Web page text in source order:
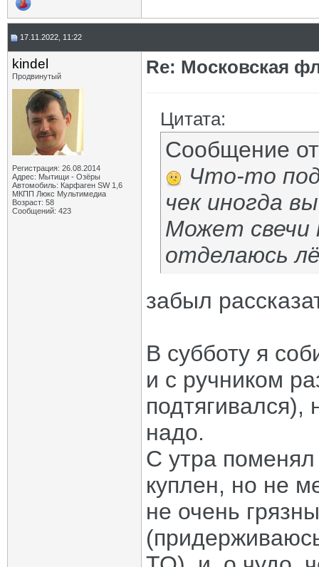
17.11.2022, 11:22
kindel
Продвинутый
Регистрация: 26.08.2014
Адрес: Мытищи - Озёры
Автомобиль: Карфаген SW 1,6
МКПП Люкс Мультимедиа
Возраст: 58
Сообщений: 423
Re: Московская
Цитата:
Сообщение
Что-то
чек иногда
Может
отделаюсь
забыл
В субботу я
и с ручником
подтягивался),
надо.
С утра
куплен, но не
не очень